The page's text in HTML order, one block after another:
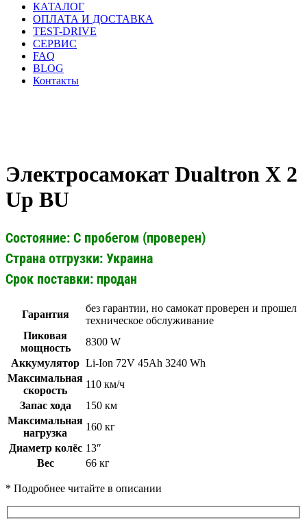
КАТАЛОГ
ОПЛАТА И ДОСТАВКА
TEST-DRIVE
СЕРВИС
FAQ
BLOG
Контакты
Электросамокат Dualtron X 2
Up BU
Состояние: С пробегом (проверен)
Страна отгрузки: Украина
Срок поставки: продан
Гарантия
без гарантии, но самокат проверен и прошел
техническое обслуживание
Пиковая
мощность
8300 W
Аккумулятор Li-Ion 72V 45Ah 3240 Wh
Максимальная
скорость
110 км/ч
Запас хода
150 км
Максимальная
нагрузка
160 кг
Диаметр колёс 13″
Вес
66 кг
* Подробнее читайте в описании